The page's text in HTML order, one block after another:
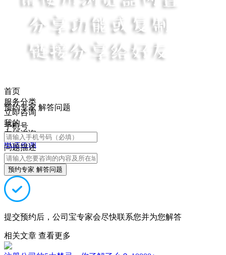
首页
服务分类
立即咨询
我的
在线咨询
电话咨询
预约专家 解答问题
手机号
问题描述
预约专家 解答问题
提交预约后，公司宝专家会尽快联系您并为您解答
相关文章 查看更多